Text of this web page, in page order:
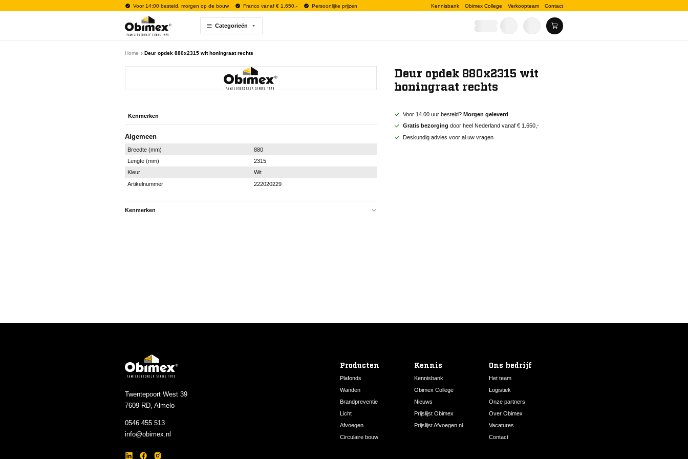
Voor 14:00 besteld, morgen op de bouw Franco vanaf € 1.650,- Persoonlijke prijzen Kennisbank Obimex College Verkoopteam Contact
Categorieën
Home Deur opdek 880x2315 wit honingraat rechts
Deur opdek 880x2315 wit
honingraat rechts
Voor 14.00 uur besteld? Morgen geleverd
Gratis bezorging door heel Nederland vanaf € 1.650,-
Deskundig advies voor al uw vragen
Kenmerken
Algemeen
Breedte (mm)
880
Lengte (mm)
2315
Kleur
Wit
Artikelnummer
222020229
Kenmerken
Twentepoort West 39
7609 RD, Almelo
0546 455 513
info@obimex.nl
Producten
Plafonds
Wanden
Brandpreventie
Licht
Afvoegen
Circulaire bouw
Kennis
Kennisbank
Obimex College
Nieuws
Prijslijst Obimex
Prijslijst Afvoegen.nl
Ons bedrijf
Het team
Logistiek
Onze partners
Over Obimex
Vacatures
Contact